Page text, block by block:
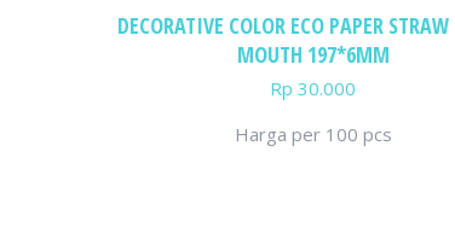
DECORATIVE COLOR ECO PAPER
MOUTH 197*6MM
Rp 30.000
Harga per 100 pcs